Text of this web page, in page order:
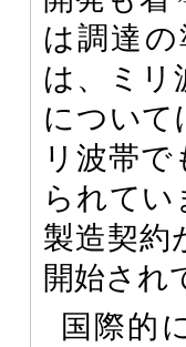
は調達
は、ミリ
について
リ波帯
られてい
製造契約
開始され
国際的